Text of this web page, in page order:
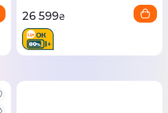
26 599₴